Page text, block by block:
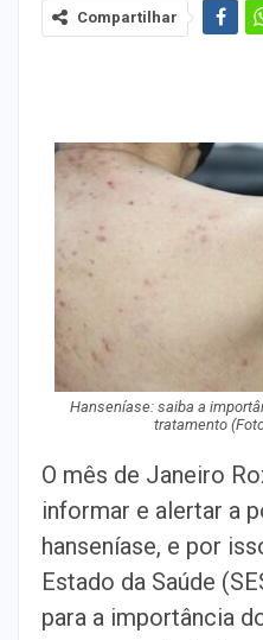
Compartilhar
Hanseníase: saiba a
tratamento
O mês de Janeiro
informar e alertar a
hanseníase, e por
Estado da Saúde
para a importância